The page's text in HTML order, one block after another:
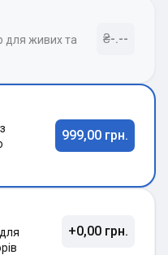
для живих та
₴-.--
999,00 грн.
+0,00 грн.